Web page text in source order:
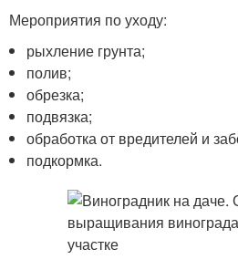
Мероприятия по уходу:
рыхление грунта;
полив;
обрезка;
подвязка;
обработка от вредителей и
подкормка.